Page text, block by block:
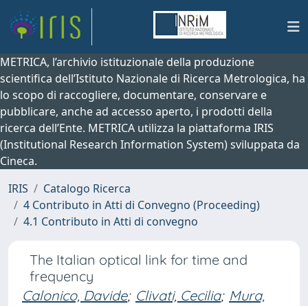
METRICA, l’archivio istituzionale della produzione
scientifica dell’Istituto Nazionale di Ricerca Metrologica, ha
lo scopo di raccogliere, documentare, conservare e
pubblicare, anche ad accesso aperto, i prodotti della
ricerca dell’Ente. METRICA utilizza la piattaforma IRIS
(Institutional Research Information System) sviluppata da
Cineca.
IRIS
Catalogo Ricerca
4 Contributo in Atti di Convegno (Proceeding)
4.1 Contributo in Atti di convegno
The Italian optical link for time and
frequency
Calonico, Davide; Clivati, Cecilia; Mura,